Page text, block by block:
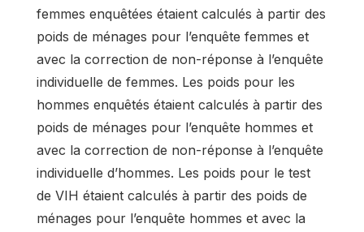
femmes enquêtées étaient calculés à partir des
poids de ménages pour l’enquête femmes et
avec la correction de non-réponse à l’enquête
individuelle de femmes. Les poids pour les
hommes enquêtés étaient calculés à partir des
poids de ménages pour l’enquête hommes et
avec la correction de non-réponse à l’enquête
individuelle d’hommes. Les poids pour le test
de VIH étaient calculés à partir des poids de
ménages pour l’enquête hommes et avec la